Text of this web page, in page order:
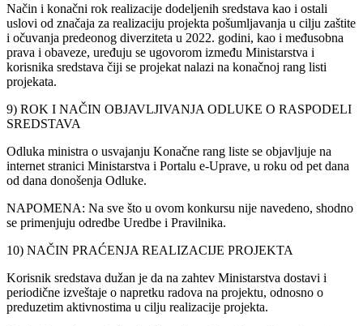
Način i konačni rok realizacije dodeljenih sredstava kao i ostali
uslovi od značaja za realizaciju projekta pošumljavanja u cilju zaštite
i očuvanja predeonog diverziteta u 2022. godini, kao i međusobna
prava i obaveze, uređuju se ugovorom između Ministarstva i
korisnika sredstava čiji se projekat nalazi na konačnoj rang listi
projekata.
9) ROK I NAČIN OBJAVLJIVANJA ODLUKE O RASPODELI
SREDSTAVA
Odluka ministra o usvajanju Konačne rang liste se objavljuje na
internet stranici Ministarstva i Portalu e-Uprave, u roku od pet dana
od dana donošenja Odluke.
NAPOMENA: Na sve što u ovom konkursu nije navedeno, shodno
se primenjuju odredbe Uredbe i Pravilnika.
10) NAČIN PRAĆENJA REALIZACIJE PROJEKTA
Korisnik sredstava dužan je da na zahtev Ministarstva dostavi i
periodične izveštaje o napretku radova na projektu, odnosno o
preduzetim aktivnostima u cilju realizacije projekta.